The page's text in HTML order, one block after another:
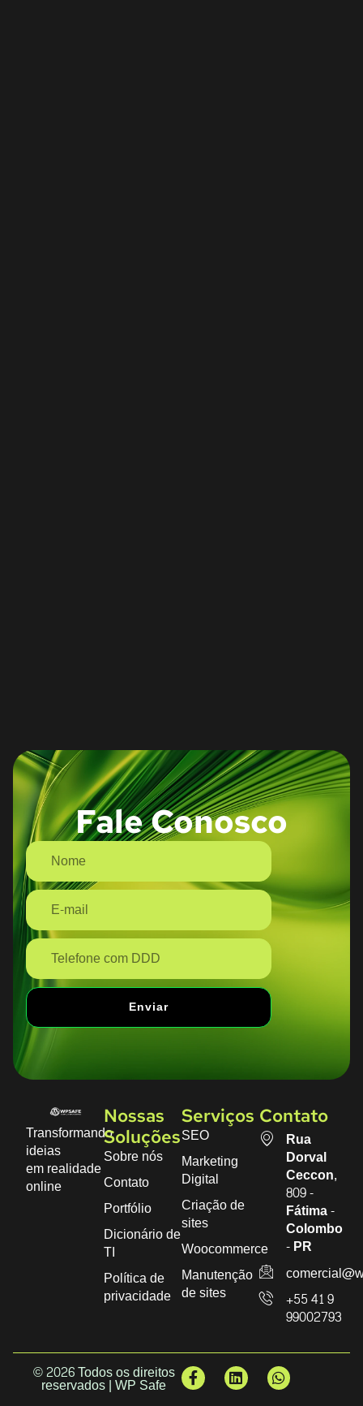
Fale Conosco
Enviar
Transformando
ideias
em realidade
online
Nossas
Soluções
Sobre nós
Contato
Portfólio
Dicionário de
TI
Política de
privacidade
Serviços
SEO
Marketing
Digital
Criação de
sites
Woocommerce
Manutenção
de sites
Contato
Rua
Dorval
Ceccon,
809 -
Fátima -
Colombo
- PR
+55 41 9
99002793
© 2026 Todos os direitos
reservados | WP Safe